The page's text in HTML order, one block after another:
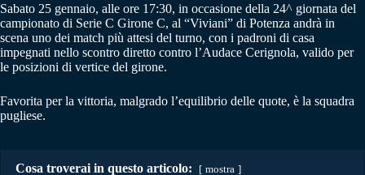
Sabato 25 gennaio, alle ore 17:30, in occasione della 24^ giornata del
campionato di Serie C Girone C, al “Viviani” di Potenza andrà in
scena uno dei match più attesi del turno, con i padroni di casa
impegnati nello scontro diretto contro l’Audace Cerignola, valido per
le posizioni di vertice del girone.
Favorita per la vittoria, malgrado l’equilibrio delle quote, è la squadra
pugliese.
Cosa troverai in questo articolo: mostra